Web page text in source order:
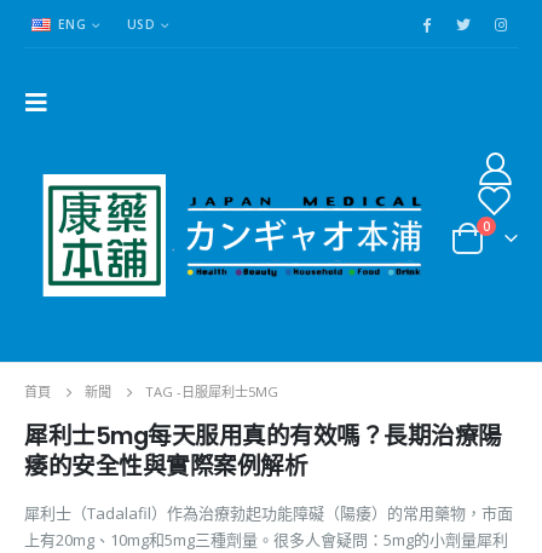
ENG USD
0
首頁 新聞 TAG - 日服犀利士5MG
犀利士5mg每天服用真的有效嗎？長期治療陽
痿的安全性與實際案例解析
犀利士（Tadalafil）作為治療勃起功能障礙（陽痿）的常用藥物，市面
上有20mg、10mg和5mg三種劑量。很多人會疑問：5mg的小劑量犀利